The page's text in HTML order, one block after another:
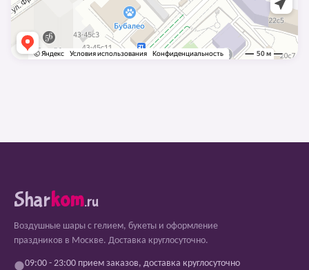
Sharkom.ru
Воздушные шары с гелием, букеты и оформление
праздников в Москве. Доставка круглосуточно.
09:00 - 23:00 прием заказов, доставка круглосуточно